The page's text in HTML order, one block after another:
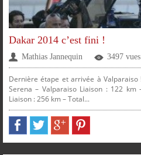
SUR SUR SUR SUR
PARTAGERPARTAGERPARTAGERPARTAGER
Dakar 2014 c’est fini !
Mathias Jannequin 3497 vues
Dernière étape et arrivée à Valparaiso
Serena – Valparaiso Liaison : 122 km
Liaison : 256 km – Total...